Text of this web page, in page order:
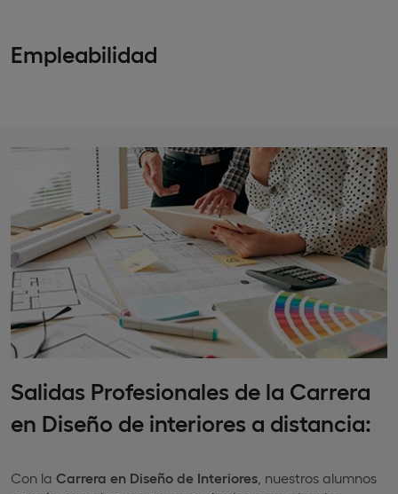
Empleabilidad
Salidas Profesionales de la Carrera
en Diseño de interiores a distancia:
Con la Carrera en Diseño de Interiores , nuestros alumnos